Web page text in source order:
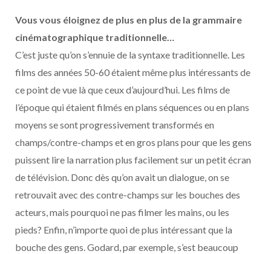
Vous vous éloignez de plus en plus de la grammaire
cinématographique traditionnelle…
C’est juste qu’on s’ennuie de la syntaxe traditionnelle. Les
films des années 50-60 étaient même plus intéressants de
ce point de vue là que ceux d’aujourd’hui. Les films de
l’époque qui étaient filmés en plans séquences ou en plans
moyens se sont progressivement transformés en
champs/contre-champs et en gros plans pour que les gens
puissent lire la narration plus facilement sur un petit écran
de télévision. Donc dès qu’on avait un dialogue, on se
retrouvait avec des contre-champs sur les bouches des
acteurs, mais pourquoi ne pas filmer les mains, ou les
pieds? Enfin, n’importe quoi de plus intéressant que la
bouche des gens. Godard, par exemple, s’est beaucoup